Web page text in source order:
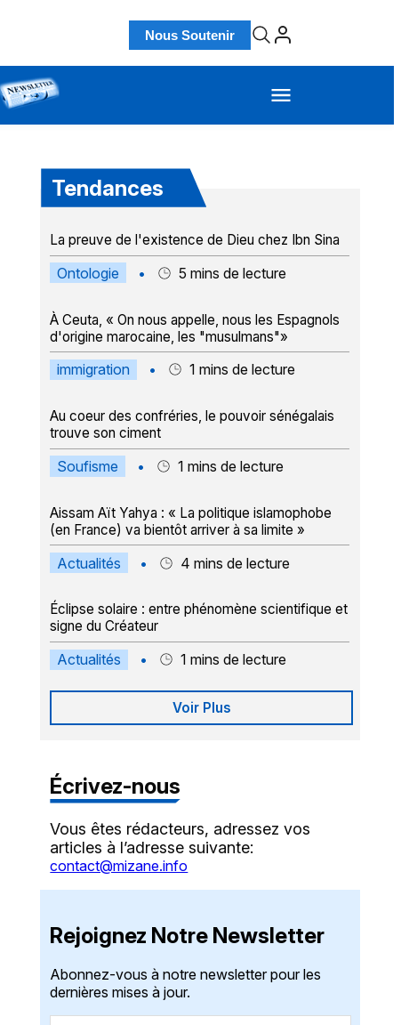
Nous Soutenir
Tendances
La preuve de l'existence de Dieu chez Ibn Sina
Ontologie • 5 mins de lecture
À Ceuta, « On nous appelle, nous les Espagnols
d'origine marocaine, les "musulmans"»
immigration • 1 mins de lecture
Au coeur des confréries, le pouvoir sénégalais
trouve son ciment
Soufisme • 1 mins de lecture
Aissam Aït Yahya : « La politique islamophobe
(en France) va bientôt arriver à sa limite »
Actualités • 4 mins de lecture
Éclipse solaire : entre phénomène scientifique et
signe du Créateur
Actualités • 1 mins de lecture
Voir Plus
Écrivez-nous
Vous êtes rédacteurs, adressez vos
articles à l’adresse suivante:
contact@mizane.info
Rejoignez Notre Newsletter
Abonnez-vous à notre newsletter pour les
dernières mises à jour.